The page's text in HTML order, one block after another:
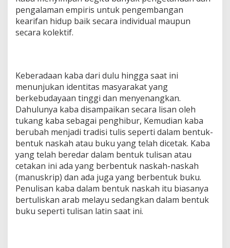
pengalaman empiris untuk pengembangan
kearifan hidup baik secara individual maupun
secara kolektif.
Keberadaan kaba dari dulu hingga saat ini
menunjukan identitas masyarakat yang
berkebudayaan tinggi dan menyenangkan.
Dahulunya kaba disampaikan secara lisan oleh
tukang kaba sebagai penghibur, Kemudian kaba
berubah menjadi tradisi tulis seperti dalam bentuk-
bentuk naskah atau buku yang telah dicetak. Kaba
yang telah beredar dalam bentuk tulisan atau
cetakan ini ada yang berbentuk naskah-naskah
(manuskrip) dan ada juga yang berbentuk buku.
Penulisan kaba dalam bentuk naskah itu biasanya
bertuliskan arab melayu sedangkan dalam bentuk
buku seperti tulisan latin saat ini.